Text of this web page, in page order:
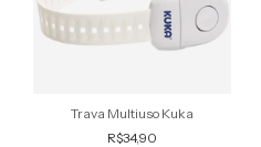
Trava Multiuso Kuka
R$34,90